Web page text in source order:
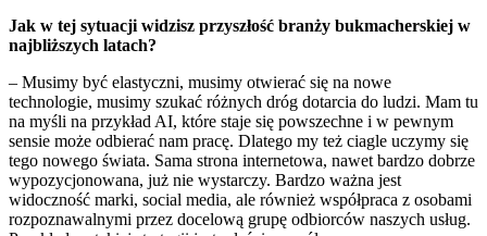
Jak w tej sytuacji widzisz przyszłość branży bukmacherskiej w
najbliższych latach?
– Musimy być elastyczni, musimy otwierać się na nowe
technologie, musimy szukać różnych dróg dotarcia do ludzi. Mam tu
na myśli na przykład AI, które staje się powszechne i w pewnym
sensie może odbierać nam pracę. Dlatego my też ciagle uczymy się
tego nowego świata. Sama strona internetowa, nawet bardzo dobrze
wypozycjonowana, już nie wystarczy. Bardzo ważna jest
widoczność marki, social media, ale również współpraca z osobami
rozpoznawalnymi przez docelową grupę odbiorców naszych usług.